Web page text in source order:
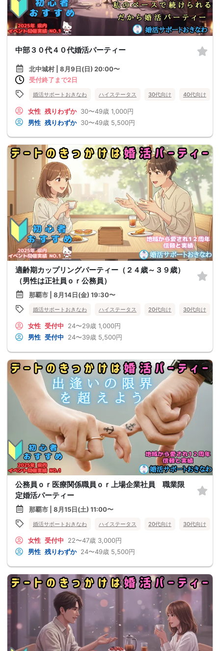
中部３０代４０代婚活パーティー
北中城村 | 8月9日(日) 20:00〜
受付終了まで2日
婚活サポートおきなわ ハイステータス 30代向け 40代向け
女性 残りわずか 30〜49歳 1,000円
男性 残りわずか 30〜49歳 5,500円
適齢期カップリングパーティー（２４歳～３９歳）
（男性は正社員ｏｒ公務員）
那覇市 | 8月14日(金) 19:30〜
婚活サポートおきなわ ハイステータス 20代向け 30代向け
女性 受付中 24〜29歳 1,000円
男性 受付中 24〜39歳 5,500円
公務員ｏｒ医療関係職員ｏｒ上場企業社員 職業限
定婚活パーティー
那覇市 | 8月15日(土) 11:00〜
婚活サポートおきなわ ハイステータス 20代向け 30代向け
女性 受付中 22〜47歳 3,000円
男性 残りわずか 24〜49歳 5,500円